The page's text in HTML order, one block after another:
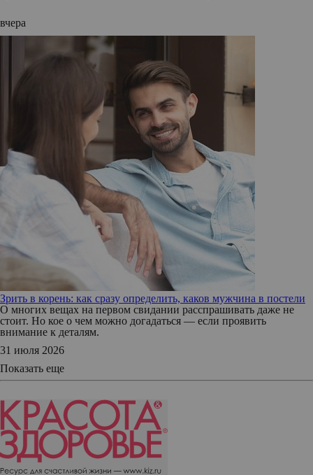
вчера
Зрить в корень: как сразу определить, каков мужчина в постели
О многих вещах на первом свидании расспрашивать даже не
стоит. Но кое о чем можно догадаться — если проявить
внимание к деталям.
31 июля 2026
Показать еще